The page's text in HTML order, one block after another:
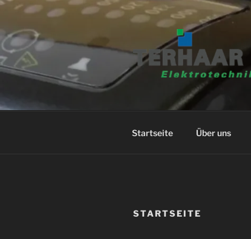
Zum
springen
Startseite Über uns
STARTSEITE